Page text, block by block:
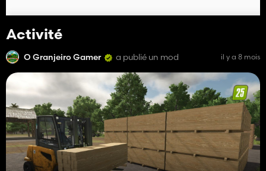
Activité
O Granjeiro Gamer a publié un mod il y a 8 mois